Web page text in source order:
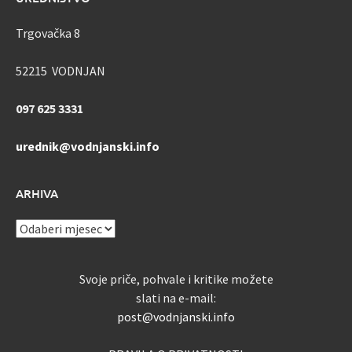
Trgovačka 8
52215 VODNJAN
097 625 3331
urednik@vodnjanski.info
ARHIVA
ARHIVA
Svoje priče, pohvale i kritike možete
slati na e-mail:
post@vodnjanski.info